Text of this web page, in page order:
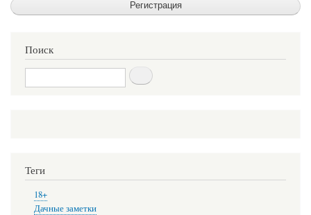
Поиск
Поиск
Теги
18+
Дачные заметки